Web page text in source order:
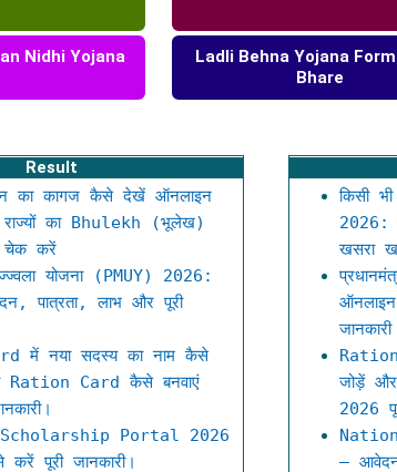
Nidhi Yojana
Ladli Behna Yojana
Bhare
Result
का कागज कैसे देखें ऑनलाइन
का Bhulekh (भूलेख)
चेक करें
योजना (PMUY) 2026:
पात्रता, लाभ और पूरी
में नया सदस्य का नाम कैसे
Ration Card कैसे बनवाएं
Portal 2026
पूरी जानकारी।
किसी
2026:
खसरा
जानकारी
जोड़ें
2026
–